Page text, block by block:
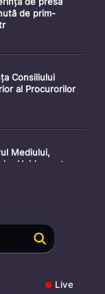
de prim-
Consiliului
al Procurorilor
Mediului,
Hajder, este
publice privind
de lege pent
Live